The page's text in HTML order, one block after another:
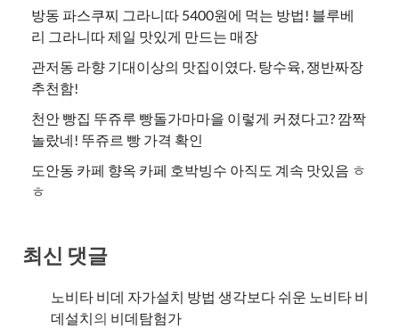
방동 파스쿠찌 그라니따 5400원에 먹는 방법! 블루베
리 그라니따 제일 맛있게 만드는 매장
관저동 라향 기대이상의 맛집이였다. 탕수육, 쟁반짜장
추천함!
천안 빵집 뚜쥬루 빵돌가마마을 이렇게 커졌다고? 깜짝
놀랐네! 뚜쥬르 빵 가격 확인
도안동 카페 향옥 카페 호박빙수 아직도 계속 맛있음 ㅎ
ㅎ
최신 댓글
노비타 비데 자가설치 방법 생각보다 쉬운 노비타 비
데설치의 비데탐험가